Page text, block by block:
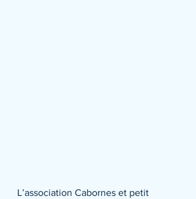
L’association Cabornes et petit